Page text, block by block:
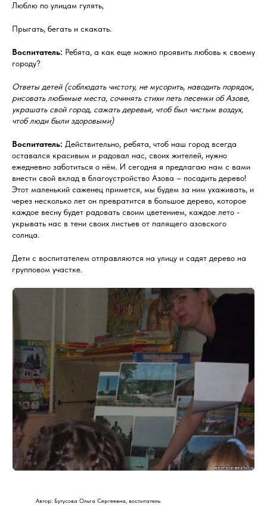
Люблю по улицам гулять,
Прыгать, бегать и скакать.
Воспитатель: Ребята, а как еще можно проявить любовь к своему
городу?
Ответы детей (соблюдать чистоту, не мусорить, наводить порядок,
рисовать любимые места, сочинять стихи петь песенки об Азове,
украшать свой город, сажать деревья, чтоб был чистым воздух,
чтоб люди были здоровыми)
Воспитатель: Действительно, ребята, чтоб наш город всегда
оставался красивым и радовал нас, своих жителей, нужно
ежедневно заботиться о нём. И сегодня я предлагаю нам с вами
внести свой вклад в благоустройство Азова – посадить дерево!
Этот маленький саженец примется, мы будем за ним ухаживать, и
через несколько лет он превратится в большое дерево, которое
каждое весну будет радовать своим цветением, каждое лето -
укрывать нас в тени своих листьев от палящего азовского
солнца.
Дети с воспитателем отправляются на улицу и садят дерево на
групповом участке.
Автор: Бутусова Ольга Сергеевна, воспитатель